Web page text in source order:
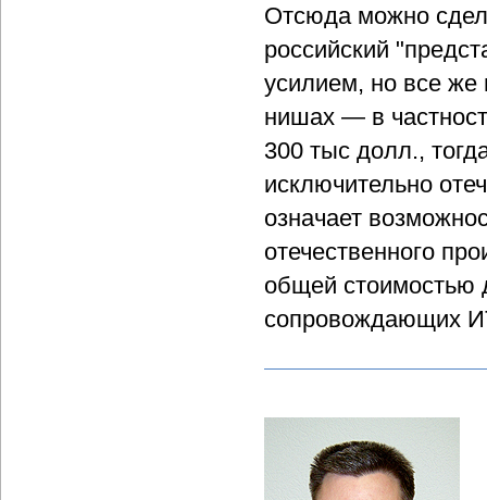
Отсюда можно
российский
усилием, но все
нишах — в
300 тыс долл.,
исключительно
означает
отечественного
общей стоимостью
сопровождающих